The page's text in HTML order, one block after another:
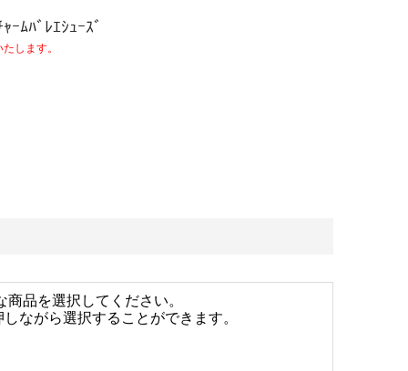
ｰﾑﾊﾞﾚｴｼｭｰｽﾞ
します。
品を選択してください。
ながら選択することができます。